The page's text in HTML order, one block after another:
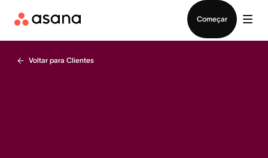
Começar
Voltar para Clientes